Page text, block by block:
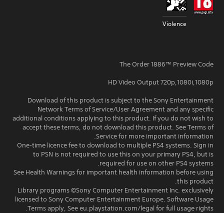
Violence
The Order 1886™ Preview Code
HD Video Output 720p,1080i,1080p
Download of this product is subject to the Sony Entertainment
Network Terms of Service/User Agreement and any specific
additional conditions applying to this product. If you do not wish to
accept these terms, do not download this product. See Terms of
Service for more important information.
One-time licence fee to download to multiple PS4 systems. Sign in
to PSN is not required to use this on your primary PS4, but is
required for use on other PS4 systems.
See Health Warnings for important health information before using
this product.
Library programs ©Sony Computer Entertainment Inc. exclusively
licensed to Sony Computer Entertainment Europe. Software Usage
Terms apply, See eu.playstation.com/legal for full usage rights.